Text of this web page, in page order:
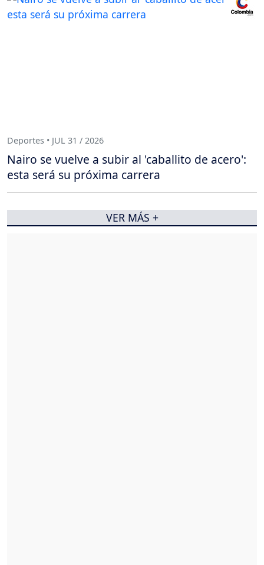
Deportes • JUL 31 / 2026
Nairo se vuelve a subir al 'caballito de acero':
esta será su próxima carrera
VER MÁS +